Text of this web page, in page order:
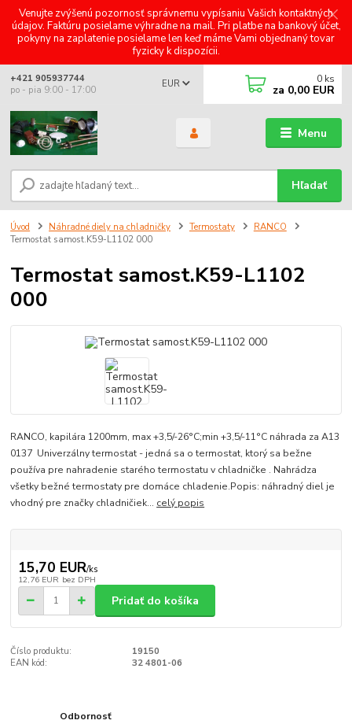
Venujte zvýšenú pozornosť správnemu vypísaniu Vašich kontaktných
údajov. Faktúru posielame výhradne na mail. Pri platbe na bankový účet,
pokyny na zaplatenie posielame len keď máme Vami objednaný tovar
fyzicky k dispozícii.
Menu
EUR
Hľadať
+421 905937744
po - pia 9:00 - 17:00
0 ks
za 0,00 EUR
Úvod Náhradné diely na chladničky Termostaty
RANCO
Termostat samost.K59-L1102 000
Termostat samost.K59-L1102
000
RANCO, kapilára 1200mm, max +3,5/-26°C;min +3,5/-11°C náhrada za A13
0137 Univerzálny termostat - jedná sa o termostat, ktorý sa bežne
používa pre nahradenie starého termostatu v chladničke . Nahrádza
všetky bežné termostaty pre domáce chladenie.Popis: náhradný diel je
vhodný pre značky chladničiek... celý popis
15,70 EUR/ks
12,76 EUR bez DPH
Pridať do košíka
Číslo produktu:
19150
EAN kód:
32 4801-06
Odbornosť